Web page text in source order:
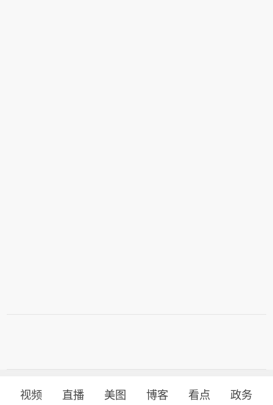
视频 直播 美图 博客 看点 政务